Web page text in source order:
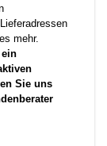
mehr.
Sie uns